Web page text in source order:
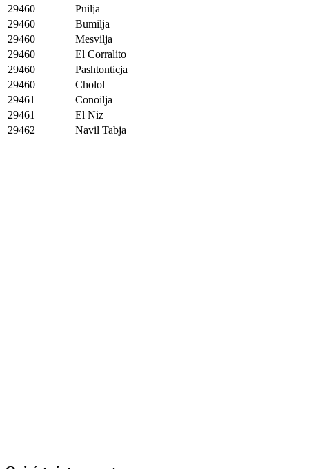
29460
Puilja
29460
Bumilja
29460
Mesvilja
29460
El Corralito
29460
Pashtonticja
29460
Cholol
29461
Conoilja
29461
El Niz
29462
Navil Tabja